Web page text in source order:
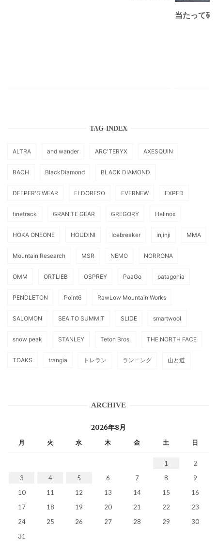
当たって砕
TAG-INDEX
ALTRA and wander ARC'TERYX AXESQUIN
BACH BlackDiamond BLACK DIAMOND
DEEPER'S WEAR ELDORESO EVERNEW EXPED
finetrack GRANITE GEAR GREGORY Helinox
HOKA ONEONE HOUDINI Icebreaker injinji MMA
Mountain Research MSR NEMO NORRONA
OMM ORTLIEB OSPREY PaaGo patagonia
PENDLETON Point6 RawLow Mountain Works
SALOMON SEA TO SUMMIT SLIDE smartwool
snow peak STANLEY Teton Bros. THE NORTH FACE
TOAKS trangia トレラン ランニング 山と道
ARCHIVE
2026年8月
月 火 水 木 金 土 日
1
2
3
4 5 6 7 8
9
10
11 12 13 14 15
16
17
18 19 20 21 22
23
24
25 26 27 28 29
30
31